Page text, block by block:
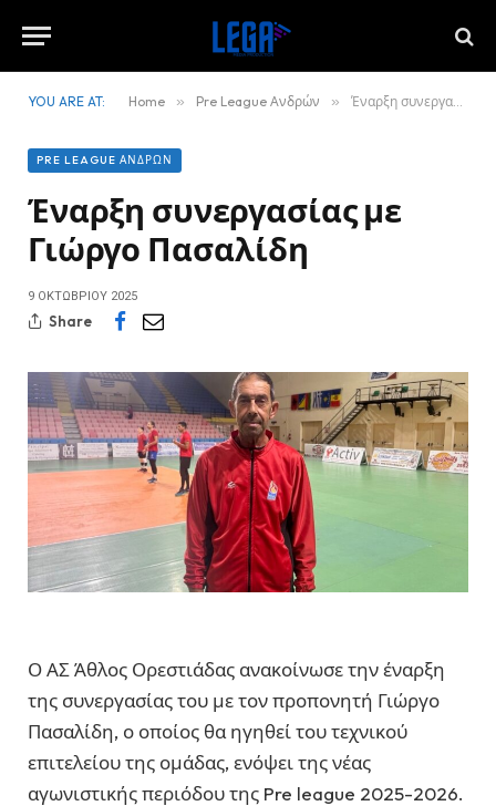
YOU ARE AT: Home » Pre League Ανδρών » Έναρξη συνεργασίας με Γιώργο Πασαλίδη
PRE LEAGUE ΑΝΔΡΏΝ
Έναρξη συνεργασίας με
Γιώργο Πασαλίδη
9 ΟΚΤΩΒΡΊΟΥ 2025
Share
Ο ΑΣ Άθλος Ορεστιάδας ανακοίνωσε την έναρξη
της συνεργασίας του με τον προπονητή Γιώργο
Πασαλίδη, ο οποίος θα ηγηθεί του τεχνικού
επιτελείου της ομάδας, ενόψει της νέας
αγωνιστικής περιόδου της Pre league 2025-2026.